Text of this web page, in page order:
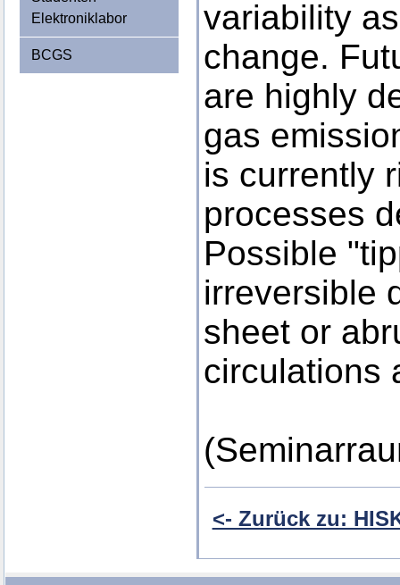
Elektroniklabor
BCGS
variability
change.
are highly
gas
is currently
processes
Possible
irreversible
sheet or
circulations
<- Zurück zu: